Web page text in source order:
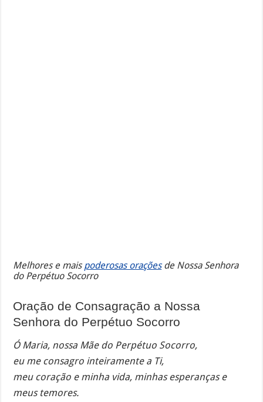
Melhores e mais poderosas oraçõesde Nossa Senhora
do Perpétuo Socorro
Oração de Consagração a Nossa
Senhora do Perpétuo Socorro
Ó Maria, nossa Mãe do Perpétuo Socorro,
eu me consagro inteiramente a Ti,
meu coração e minha vida, minhas esperanças e
meus temores.